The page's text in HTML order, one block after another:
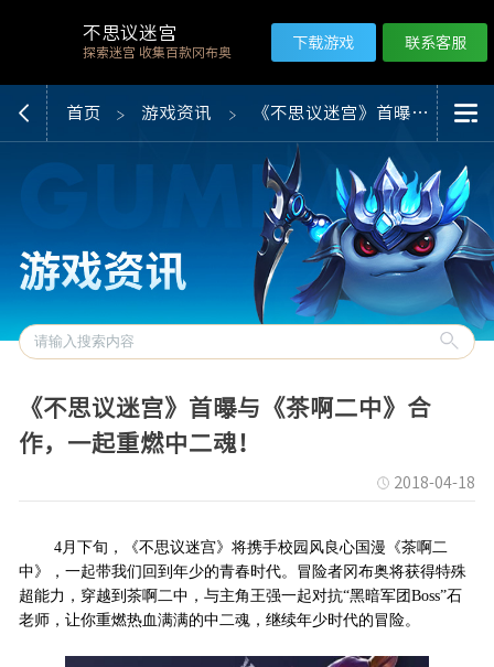
不思议迷宫
探索迷宫 收集百款冈布奥
下载游戏 联系客服
首页 游戏资讯 《不思议迷宫》首曝与《茶啊二中》合作，一起重燃中二魂！
《不思议迷宫》首曝与《茶啊二中》合
作，一起重燃中二魂！
2018-04-18
4月下旬，《不思议迷宫》将携手校园风良心国漫《茶啊二
中》，一起带我们回到年少的青春时代。冒险者冈布奥将获得特殊
超能力，穿越到茶啊二中，与主角王强一起对抗“黑暗军团Boss”石
老师，让你重燃热血满满的中二魂，继续年少时代的冒险。